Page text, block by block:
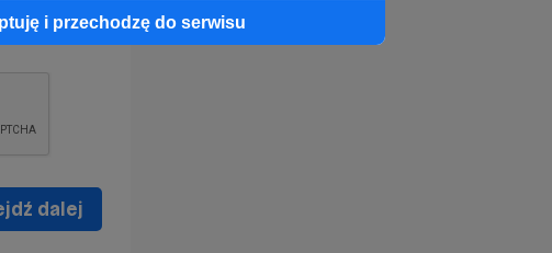
i przechodzę do serwisu
może zostać
dalej